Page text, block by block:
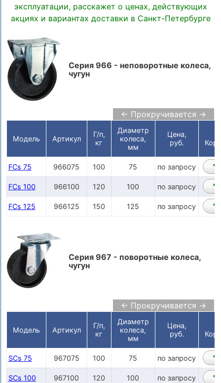
эксплуатации, расскажет о ценах, действующих
акциях и вариантах доставки в Санкт-Петербурге
Серия 966 - неповоротные колеса,
чугун
← Прокручивается →
Модель Артикул
Г/п,
кг
Диаметр
колеса,
мм
Цена,
руб.
FCs 75 966075 100 75 по запросу
FCs 100 966100 120 100 по запросу
FCs 125 966125 150 125 по запросу
Серия 967 - поворотные колеса,
чугун
← Прокручивается →
Модель Артикул
Г/п,
кг
Диаметр
колеса,
мм
Цена,
руб.
SCs 75 967075 100 75 по запросу
SCs 100 967100 120 100 по запросу